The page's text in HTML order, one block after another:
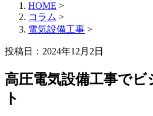
HOME >
コラム >
電気設備工事 >
投稿日：2024年12月2日
高圧電気設備工事で
ト